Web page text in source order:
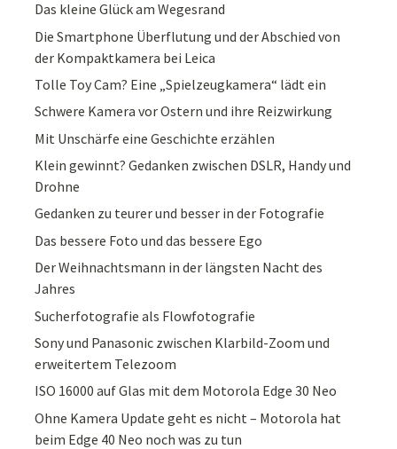
Das kleine Glück am Wegesrand
Die Smartphone Überflutung und der Abschied von
der Kompaktkamera bei Leica
Tolle Toy Cam? Eine „Spielzeugkamera“ lädt ein
Schwere Kamera vor Ostern und ihre Reizwirkung
Mit Unschärfe eine Geschichte erzählen
Klein gewinnt? Gedanken zwischen DSLR, Handy und
Drohne
Gedanken zu teurer und besser in der Fotografie
Das bessere Foto und das bessere Ego
Der Weihnachtsmann in der längsten Nacht des
Jahres
Sucherfotografie als Flowfotografie
Sony und Panasonic zwischen Klarbild-Zoom und
erweitertem Telezoom
ISO 16000 auf Glas mit dem Motorola Edge 30 Neo
Ohne Kamera Update geht es nicht – Motorola hat
beim Edge 40 Neo noch was zu tun